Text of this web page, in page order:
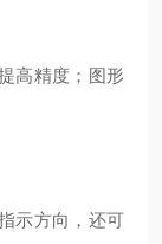
高精度；图形
示方向，还可